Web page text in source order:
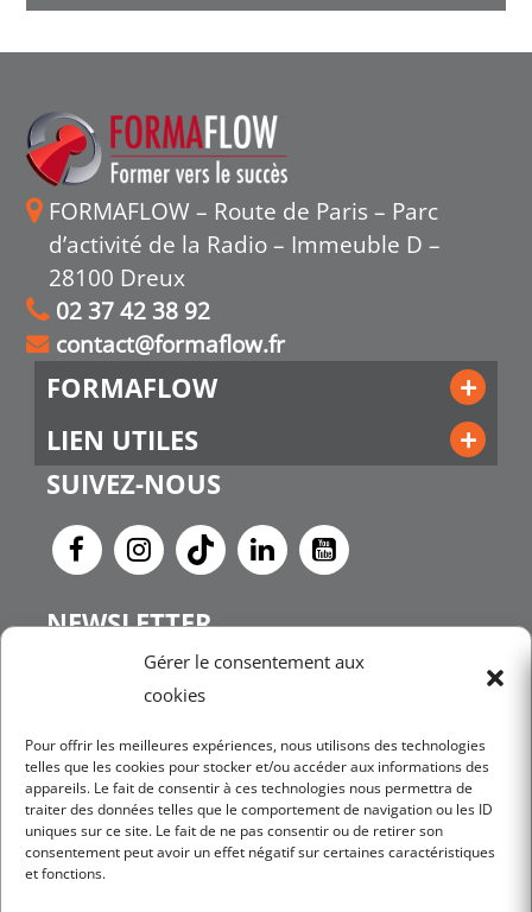
Gérer le consentement aux
cookies
Pour offrir les meilleures expériences, nous utilisons des technologies
telles que les cookies pour stocker et/ou accéder aux informations des
appareils. Le fait de consentir à ces technologies nous permettra de
traiter des données telles que le comportement de navigation ou les ID
uniques sur ce site. Le fait de ne pas consentir ou de retirer son
consentement peut avoir un effet négatif sur certaines caractéristiques
et fonctions.
FORMAFLOW – Route de Paris – Parc
d’activité de la Radio – Immeuble D –
28100 Dreux
02 37 42 38 92
contact@formaflow.fr
FORMAFLOW
LIEN UTILES
SUIVEZ-NOUS
NEWSLETTER